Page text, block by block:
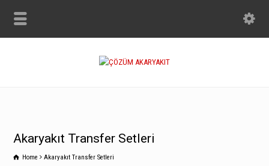
Akaryakıt Transfer Setleri
Home Akaryakıt Transfer Setleri